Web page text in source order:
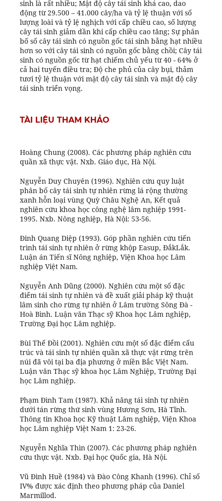
sinh là rất nhiều; Mật độ cây tái sinh khá cao, dao
động từ 29.500 – 41.000 cây/ha và tỷ lệ thuận với số
lượng loài và tỷ lệ nghịch với cấp chiều cao, số lượng
cây tái sinh giảm dần khi cấp chiều cao tăng; Sự phân
bố số cây tái sinh có nguồn gốc tái sinh bằng hạt nhiều
hơn so với cây tái sinh có nguồn gốc bằng chồi; Cây tái
sinh có nguồn gốc từ hạt chiếm chủ yếu từ 40 - 64% ở
cả hai tuyến điều tra; Độ che phủ của cây bụi, thảm
tươi tỷ lệ thuận với mật độ cây tái sinh và mật độ cây
tái sinh triển vọng.
TÀI LIỆU THAM KHẢO
Hoàng Chung (2008). Các phương pháp nghiên cứu
quần xã thực vật. Nxb. Giáo dục, Hà Nội.
Nguyễn Duy Chuyên (1996). Nghiên cứu quy luật
phân bố cây tái sinh tự nhiên rừng lá rộng thường
xanh hỗn loại vùng Quỳ Châu Nghệ An, Kết quả
nghiên cứu khoa học công nghệ lâm nghiệp 1991-
1995. Nxb. Nông nghiệp, Hà Nội: 53-56.
Đinh Quang Diệp (1993). Góp phần nghiên cứu tiến
trình tái sinh tự nhiên ở rừng khộp Easup, ĐắkLắk.
Luận án Tiến sĩ Nông nghiệp, Viện Khoa học Lâm
nghiệp Việt Nam.
Nguyễn Anh Dũng (2000). Nghiên cứu một số đặc
điểm tái sinh tự nhiên và đề xuất giải pháp kỹ thuật
lâm sinh cho rừng tự nhiên ở Lâm trường Sông Đà -
Hoà Bình. Luận văn Thạc sỹ Khoa học Lâm nghiệp,
Trường Đại học Lâm nghiệp.
Bùi Thế Đồi (2001). Nghiên cứu một số đặc điểm cấu
trúc và tái sinh tự nhiên quần xã thực vật rừng trên
núi đã vôi tại ba địa phương ở miền Bắc Việt Nam.
Luận văn Thạc sỹ khoa học Lâm Nghiệp, Trường Đại
học Lâm nghiệp.
Phạm Đình Tam (1987). Khả năng tái sinh tự nhiên
dưới tán rừng thứ sinh vùng Hương Sơn, Hà Tĩnh.
Thông tin Khoa học Kỹ thuật Lâm nghiệp, Viện Khoa
học Lâm nghiệp Việt Nam 1: 23-26.
Nguyễn Nghĩa Thìn (2007). Các phương pháp nghiên
cứu thực vật. Nxb. Đại học Quốc gia, Hà Nội.
Vũ Đình Huề (1984) và Đào Công Khanh (1996). Chỉ số
IV% được xác định theo phương pháp của Daniel
Marmillod.